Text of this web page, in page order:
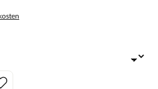
Wert ein oder benutze die